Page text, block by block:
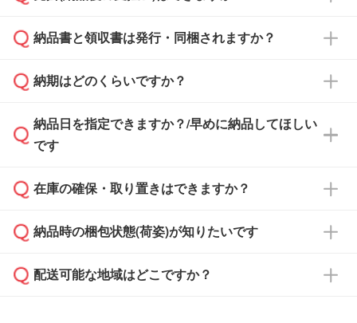
基本的には先入金をお願いしておりますが、自
どの場合は、月末締め翌月末払いに対応可能で
また、卒業・卒園記念品で対策委員会や個人様
校や幼稚園・保育園であれば、同様の条件でご
ご希望の際は担当スタッフまでお気軽にご相談
ください。
納品書と領収書は発行・同梱されますか？
納品書・領収書は ご依頼をいただいた場合の
ず、通常はPDFデータをメール添付でお送りし
ます。
たは注文フォームの『ご注文に関する備考欄』
納期はどのくらいですか？
・印刷する場合(500個程度)
ご入金、イメージ画像の校了から約2週間～2
ご入金確認後、1～2営業日で出荷いたしま
納品日を指定できますか？/早めに納品してほしい
です
ご希望の納期がある場合は、お問い合わせ・お
い。
応が可能かご案内いたします。
在庫の確保・取り置きはできますか？
ご入金確認後に在庫を確保し、注文確定のご連
はできかねますので予めご了承ください。
納品時の梱包状態(荷姿)が知りたいです
商品によって異なります。各ページにある商品
配送可能な地域はどこですか？